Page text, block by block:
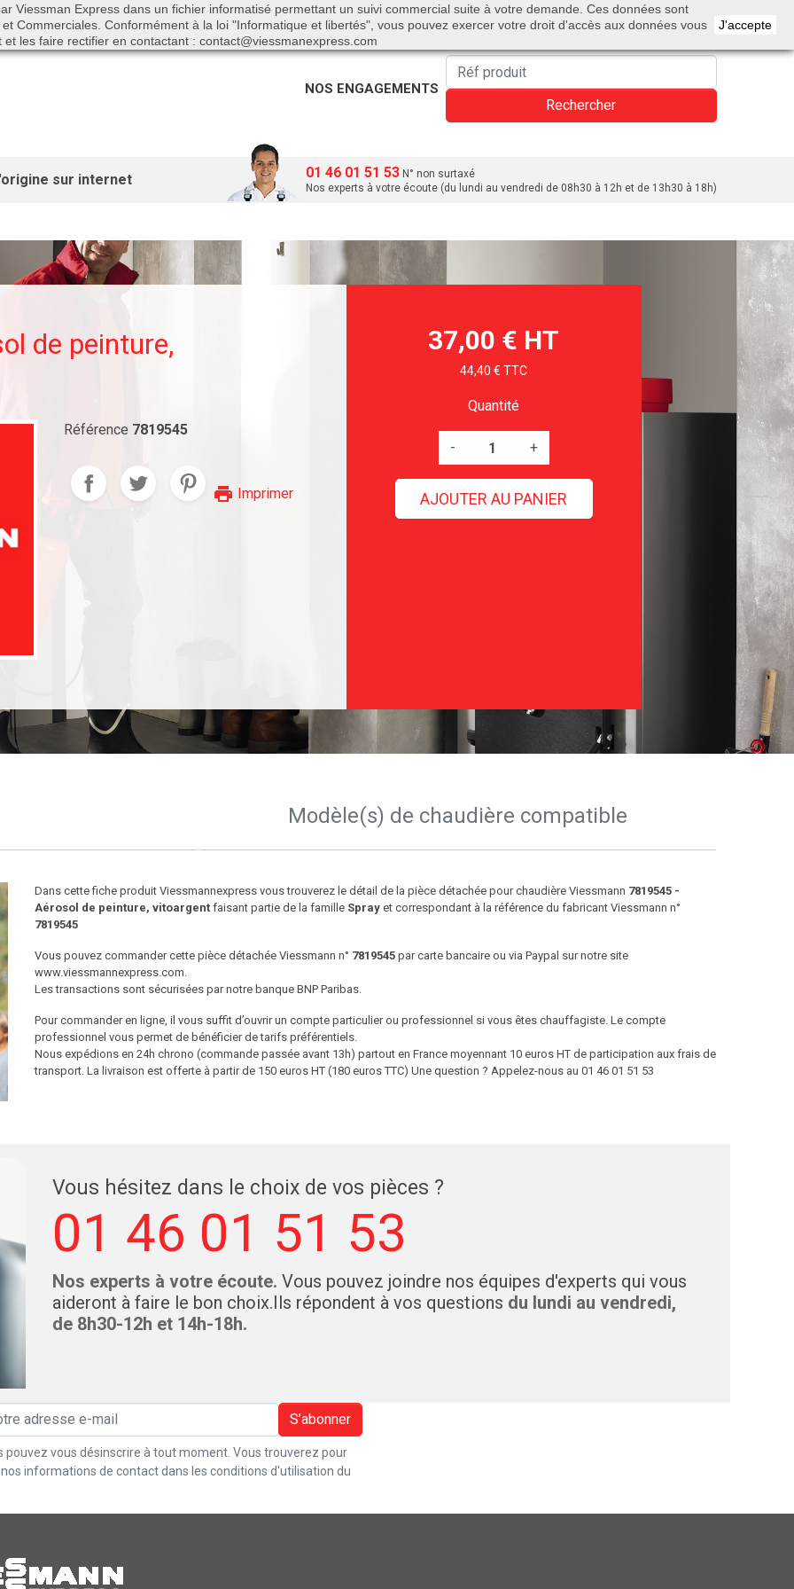
Français Bienvenue Connexion 0 Panier
NOS ENGAGEMENTS
Rechercher
sur internet 01 46 01 51 53 N° non surtaxé
Nos experts à votre écoute (du lundi au vendredi de 08h30 à 12h et de 13h30 à 18h)
de peinture,
Référence 7819545
print Imprimer
37,00 € HT
44,40 € TTC
Quantité
- +
AJOUTER AU PANIER
Modèle(s) de chaudière compatible
Dans cette fiche produit Viessmannexpress vous trouverez le détail de la pièce détachée pour chaudière Viessmann 7819545 -
Aérosol de peinture, vitoargentfaisant partie de la famille Sprayet correspondant à la référence du fabricant Viessmann n°
7819545
Vous pouvez commander cette pièce détachée Viessmann n° 7819545par carte bancaire ou via Paypal sur notre site
www.viessmannexpress.com.
Les transactions sont sécurisées par notre banque BNP Paribas.
Pour commander en ligne, il vous suffit d’ouvrir un compte particulier ou professionnel si vous êtes chauffagiste. Le compte
professionnel vous permet de bénéficier de tarifs préférentiels.
Nous expédions en 24h chrono (commande passée avant 13h) partout en France moyennant 10 euros HT de participation aux frais de
transport. La livraison est offerte à partir de 150 euros HT (180 euros TTC) Une question ? Appelez-nous au 01 46 01 51 53
Vous hésitez dans le choix de vos pièces ?
01 46 01 51 53
Nos experts à votre écoute. Vous pouvez joindre nos équipes d'experts qui vous
aideront à faire le bon choix.Ils répondent à vos questions du lundi au vendredi,
de 8h30-12h et 14h-18h.
S’abonner
pouvez vous désinscrire à tout moment. Vous trouverez pour
informations de contact dans les conditions d'utilisation du
Viessman Express dans un fichier informatisé permettant un suivi commercial suite à votre demande. Ces données sont
Commerciales. Conformément à la loi "Informatique et libertés", vous pouvez exercer votre droit d'accès aux données vous
et les faire rectifier en contactant : contact@viessmanexpress.com
J'accepte